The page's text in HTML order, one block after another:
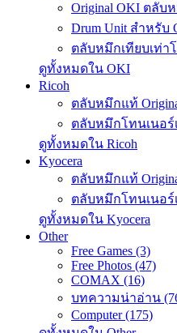
Original OKI ตลับ
Drum Unit สำหรับ
ตลับหมึกเทียบเท่า
ดูทั้งหมดใน OKI
Ricoh
ตลับหมึกแท้
ตลับหมึกโทนเนอร์
ดูทั้งหมดใน Ricoh
Kyocera
ตลับหมึกแท้
ตลับหมึกโทนเนอร์
ดูทั้งหมดใน Kyocera
Other
Free Games (3)
Free Photos (47)
COMAX (16)
บทความน่าอ่าน
Computer (175)